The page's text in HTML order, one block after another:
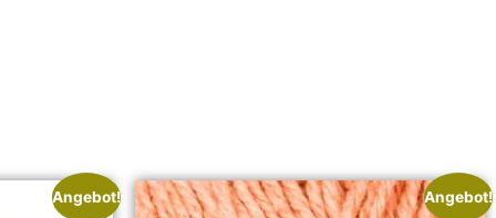
Angebot! Angebot!